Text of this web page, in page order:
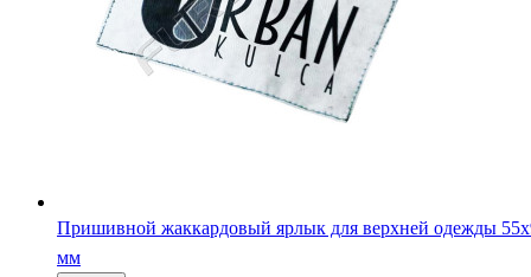
Пришивной жаккардовый ярлык для верхней одежды
мм